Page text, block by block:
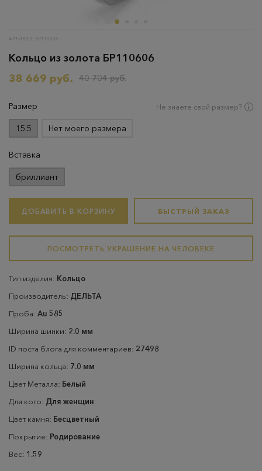
АРТИКУЛ: БР110606
Кольцо из золота БР110606
38 669 руб.
40 704 руб.
Размер Не знаете свой размер?
15.5 Нет моего размера
Вставка
бриллиант
ДОБАВИТЬ В КОРЗИНУ БЫСТРЫЙ ЗАКАЗ
ПОСМОТРЕТЬ УКРАШЕНИЕ НА ЧЕЛОВЕКЕ
Тип изделия: Кольцо
Производитель: ДЕЛЬТА
Проба: Au 585
Ширина шинки: 2.0 мм
ID поста блога для комментариев: 27498
Ширина кольца: 7.0 мм
Цвет Металла: Белый
Для кого: Для женщин
Цвет камня: Бесцветный
Покрытие: Родирование
Вес: 1.59